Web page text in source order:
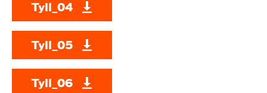
Tyll_04
Tyll_05
Tyll_06